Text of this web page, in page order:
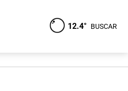
12.4° BUSCAR